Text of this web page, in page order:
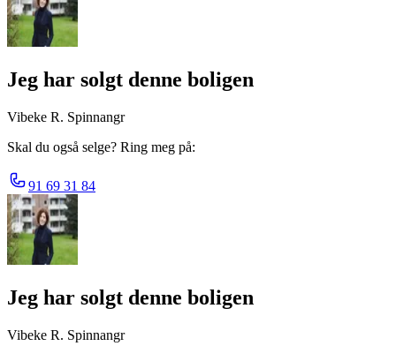
Jeg har solgt denne boligen
Vibeke R. Spinnangr
Skal du også selge? Ring meg på:
91 69 31 84
Jeg har solgt denne boligen
Vibeke R. Spinnangr